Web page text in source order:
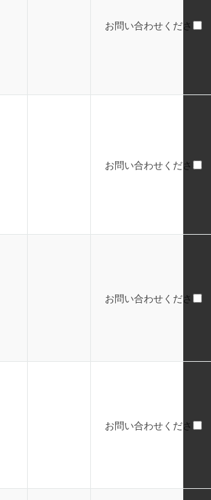
お問い合わせください
お問い合わせください
お問い合わせください
お問い合わせください